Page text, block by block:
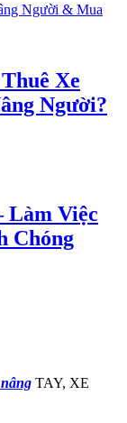
Xe
Người?
Làm Việc
Chóng
TAY, XE